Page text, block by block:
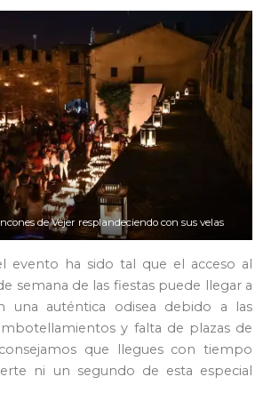
de Vejer resplandeciendo con sus velas
evento ha sido tal que el acceso al
semana de las fiestas puede llegar a
una auténtica odisea debido a las
y falta de plazas de
que llegues con tiempo
ni un segundo de esta especial